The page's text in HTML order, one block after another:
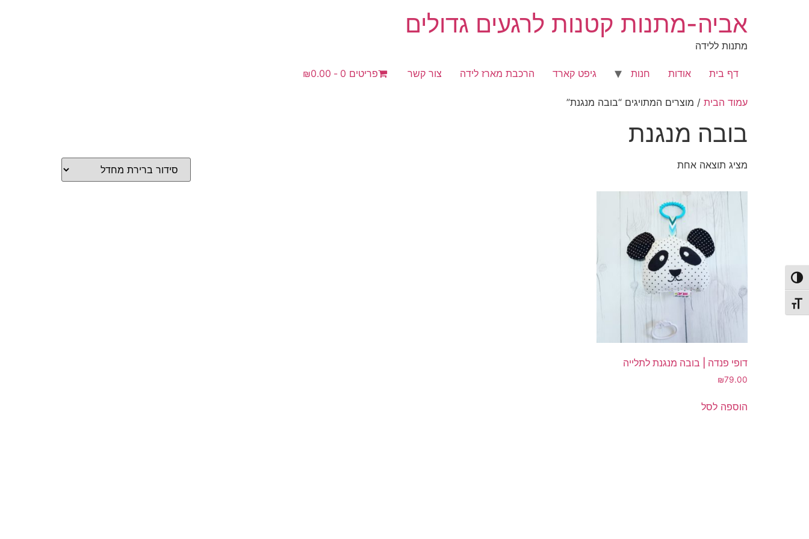
הפעל/כבה ניגודיות גבוהה
מתג גודל גופן
אביה-מתנות קטנות לרגעים גדולים
מתנות ללידה
דף בית אודות חנות גיפט קארד הרכבת מארז לידה צור קשר פריטים 0 ₪0.00
עמוד הבית / מוצרים המתויגים “בובה מנגנת”
בובה מנגנת
מציג תוצאה אחת
דופי פנדה | בובה מנגנת לתלייה
₪79.00
הוספה לסל